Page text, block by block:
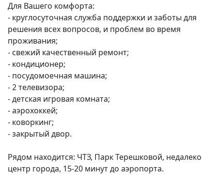
Для Вашего комфорта:
- круглосуточная служба поддержки и заботы для
решения всех вопросов, и проблем во время
проживания;
- свежий качественный ремонт;
- кондиционер;
- посудомоечная машина;
- 2 телевизора;
- детская игровая комната;
- аэрохоккей;
- коворкинг;
- закрытый двор.
Рядом находится: ЧТЗ, Парк Терешковой, недалеко
центр города, 15-20 минут до аэропорта.